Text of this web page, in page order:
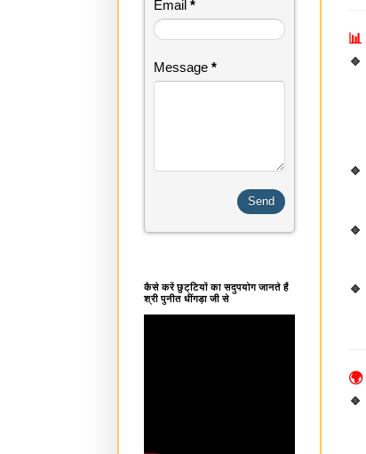
📊
🔹
🔹
🔹
🔹
🌍
🔹
Email *
Message *
कैसे करें छुट्टियों का सदुपयोग जानते हैं
श्री पुनीत धींगड़ा जी से